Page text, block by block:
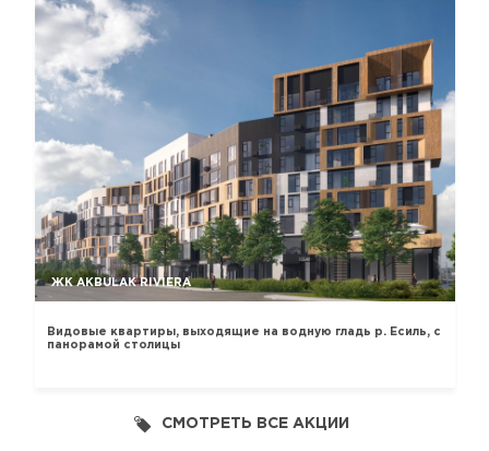
ЖК AKBULAK RIVIERA
Видовые квартиры, выходящие на водную гладь р. Есиль, с
панорамой столицы
СМОТРЕТЬ ВСЕ АКЦИИ